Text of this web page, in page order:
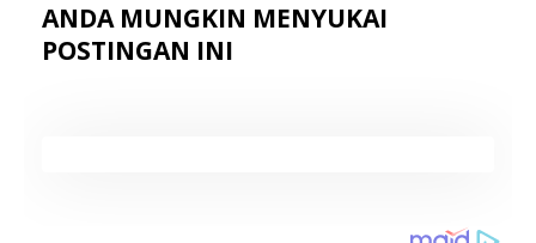
ANDA MUNGKIN MENYUKAI
POSTINGAN INI